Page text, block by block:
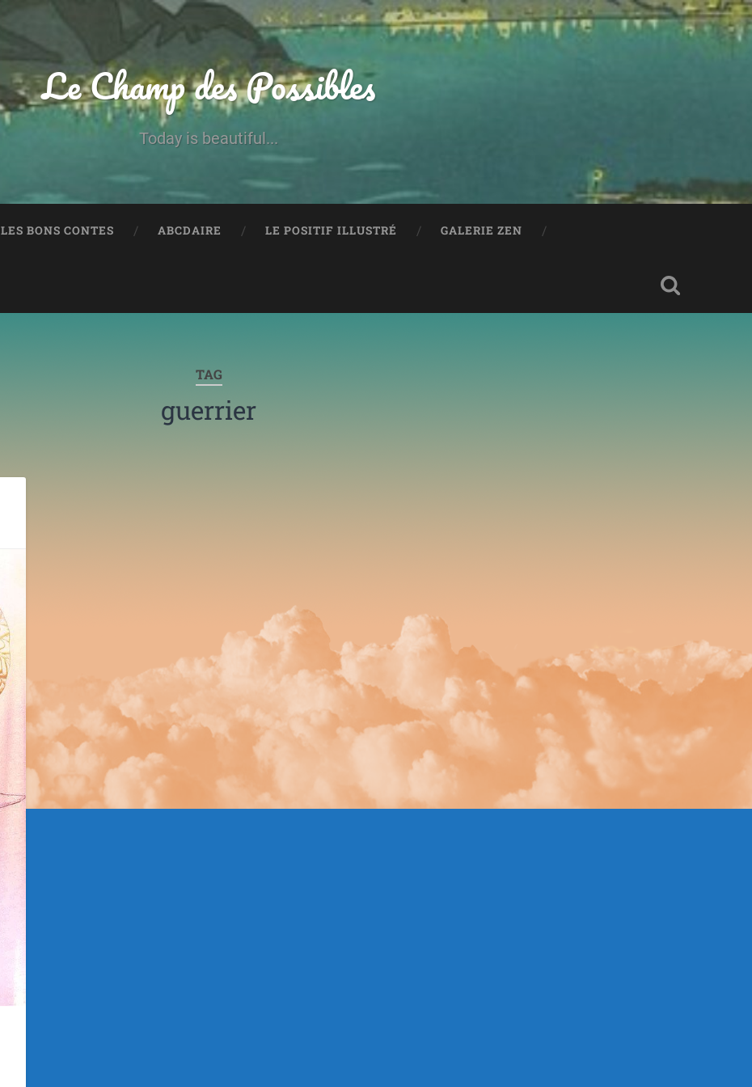
Le Champ des Possibles
Today is beautiful...
LES BONS CONTES ABCDAIRE LE POSITIF ILLUSTRÉ GALERIE ZEN
TAG
guerrier